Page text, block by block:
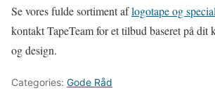
Se vores fulde sortiment aflogotape og
kontakt TapeTeam for et tilbud baseret på dit
og design.
Categories: Gode Råd